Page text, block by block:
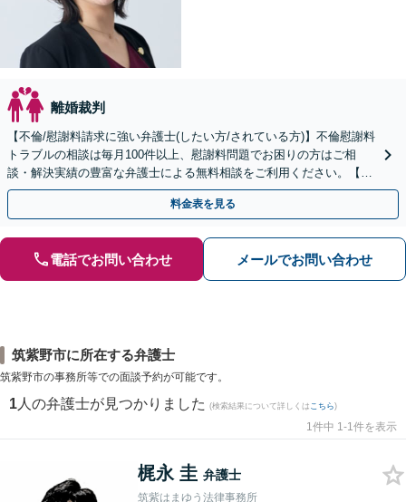
離婚裁判
【不倫/慰謝料請求に強い弁護士(したい方/されている方)】不倫慰謝料
トラブルの相談は毎月100件以上、慰謝料問題でお困りの方はご相
談・解決実績の豊富な弁護士による無料相談をご利用ください。【不
倫相談は初回0円】【全国対応】
料金表を見る
電話でお問い合わせ メールでお問い合わせ
筑紫野市に所在する弁護士
筑紫野市の事務所等での面談予約が可能です。
1 人の弁護士が見つかりました (検索結果について詳しくは こちら)
1件中 1-1件を表示
梶永 圭 弁護士
筑紫はまゆう法律事務所